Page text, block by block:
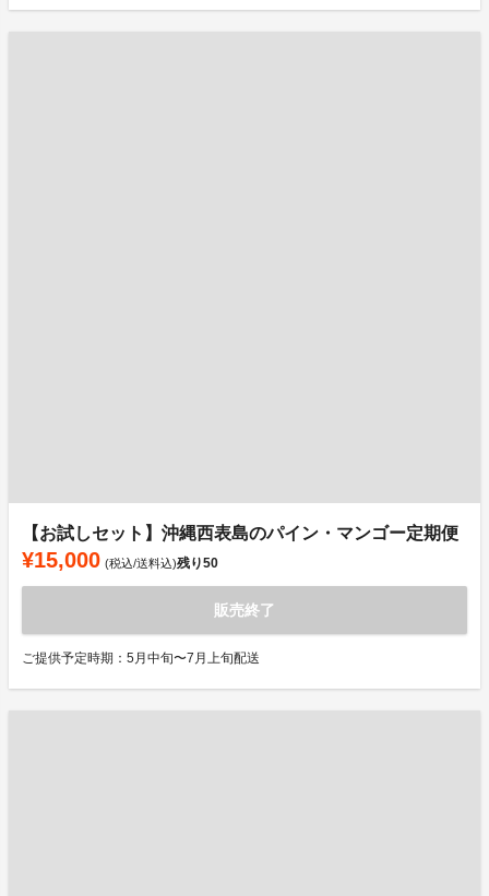
【お試しセット】沖縄西表島のパイン・マンゴー定期便
¥15,000 (税込/送料込)残り50
販売終了
ご提供予定時期：5月中旬〜7月上旬配送